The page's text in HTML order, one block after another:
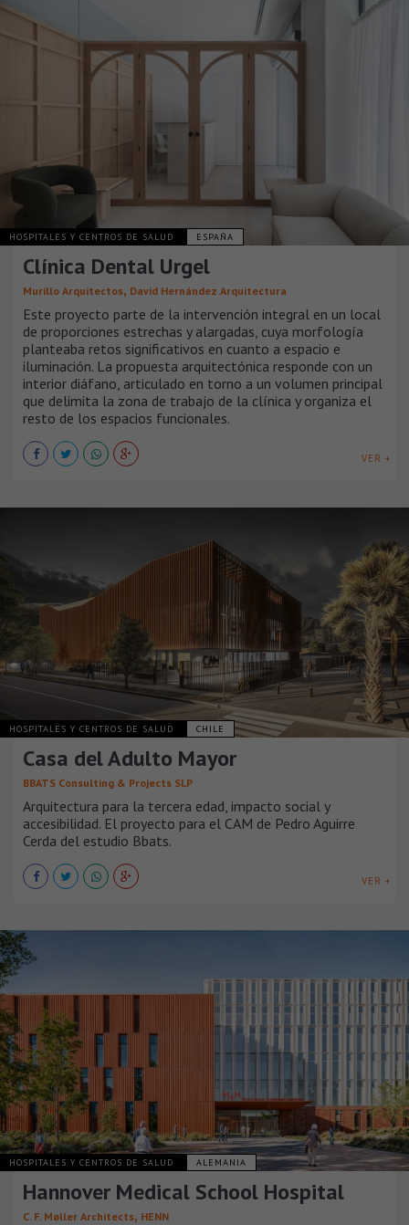
HOSPITALES Y CENTROS DE SALUD ESPAÑA
Clínica Dental Urgel
Murillo Arquitectos, David Hernández Arquitectura
Este proyecto parte de la intervención integral en un local
de proporciones estrechas y alargadas, cuya morfología
planteaba retos significativos en cuanto a espacio e
iluminación. La propuesta arquitectónica responde con un
interior diáfano, articulado en torno a un volumen principal
que delimita la zona de trabajo de la clínica y organiza el
resto de los espacios funcionales.
VER +
HOSPITALES Y CENTROS DE SALUD CHILE
Casa del Adulto Mayor
BBATS Consulting & Projects SLP
Arquitectura para la tercera edad, impacto social y
accesibilidad. El proyecto para el CAM de Pedro Aguirre
Cerda del estudio Bbats.
VER +
HOSPITALES Y CENTROS DE SALUD ALEMANIA
Hannover Medical School Hospital
C. F. Møller Architects, HENN